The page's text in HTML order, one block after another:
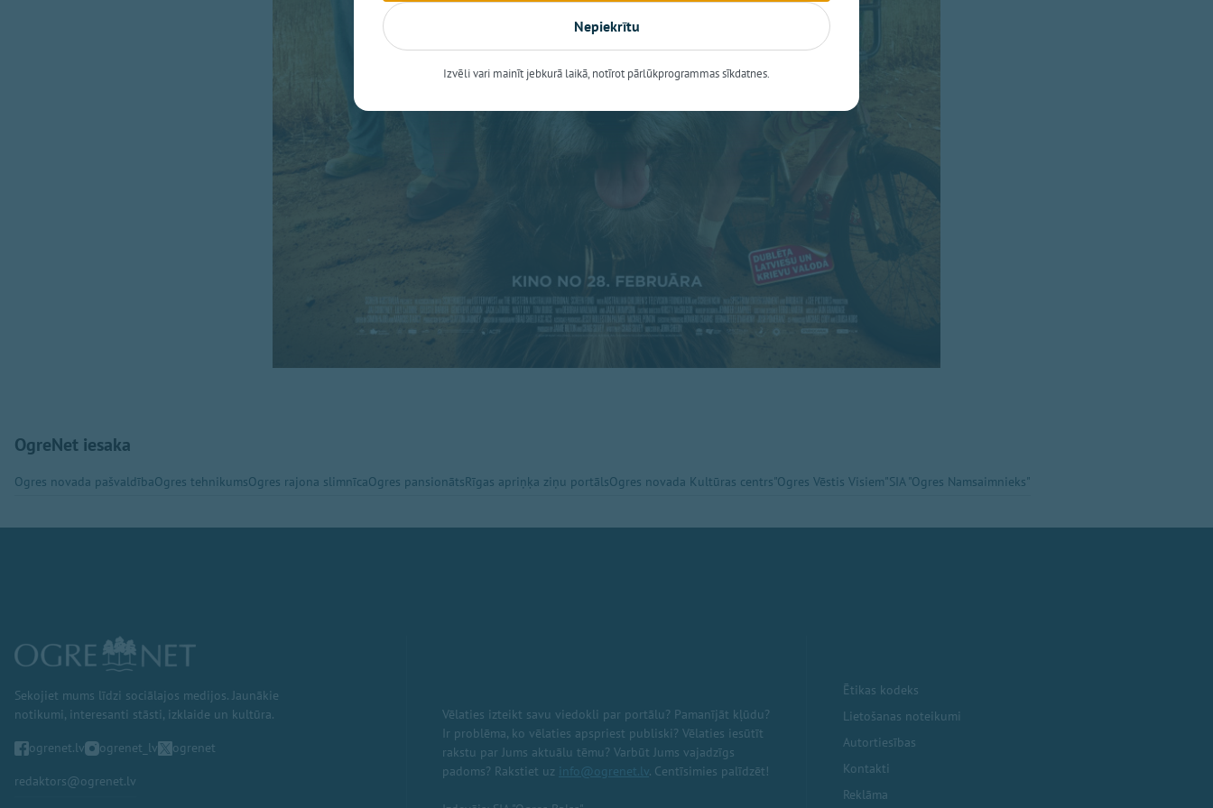
OgreNet iesaka
Ogres novada pašvaldībaOgres tehnikumsOgres rajona slimnīcaOgres pansionātsRīgas apriņķa ziņu portālsOgres novada Kultūras centrs"Ogres Vēstis Visiem"SIA "Ogres Namsaimnieks"
Sekojiet mums līdzi sociālajos medijos. Jaunākie
notikumi, interesanti stāsti, izklaide un kultūra.
ogrenet.lv ogrenet_lv ogrenet
redaktors@ogrenet.lv
Vēlaties izteikt savu viedokli par portālu? Pamanījāt kļūdu?
Ir problēma, ko vēlaties apspriest publiski? Vēlaties iesūtīt
rakstu par Jums aktuālu tēmu? Varbūt Jums vajadzīgs
padoms? Rakstiet uz info@ogrenet.lv. Centīsimies palīdzēt!
Ētikas kodeks
Lietošanas noteikumi
Autortiesības
Kontakti
Reklāma
Nepiekrītu
Izvēli vari mainīt jebkurā laikā, notīrot pārlūkprogrammas sīkdatnes.